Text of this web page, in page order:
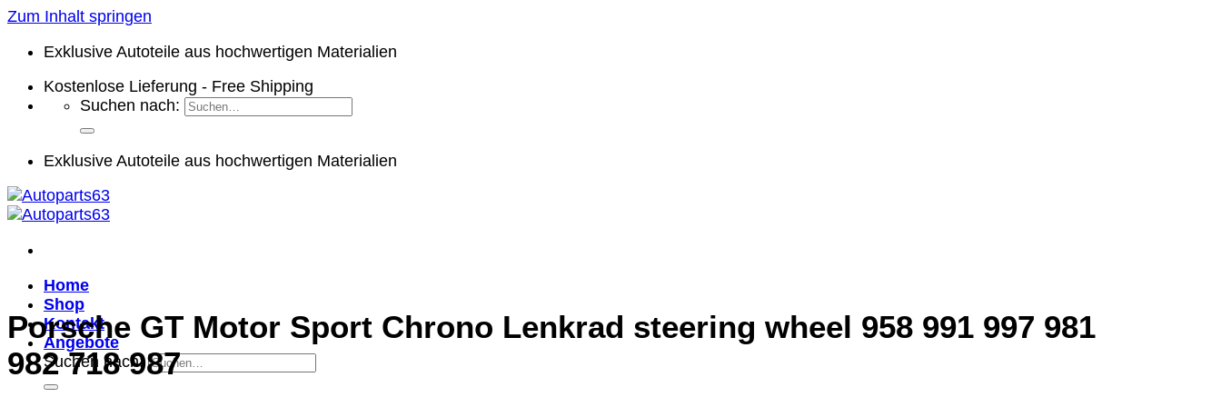
Zum Inhalt springen
Exklusive Autoteile aus hochwertigen Materialien
Kostenlose Lieferung - Free Shipping
Suchen nach:
Exklusive Autoteile aus hochwertigen Materialien
Home
Shop
Kontakt
Angebote
Suchen nach:
Porsche GT Motor Sport Chrono Lenkrad steering wheel 958 991 997 981
982 718 987